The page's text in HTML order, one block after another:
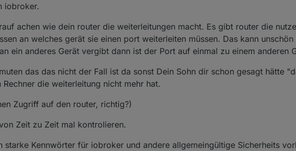
iobroker.
achen wie dein router die weiterleitungen macht. Es gibt router die
an welches gerät sie einen port weiterleiten müssen. Das kann
ein anderes Gerät vergibt dann ist der Port auf einmal zu einem anderen
das das nicht der Fall ist da sonst Dein Sohn dir schon gesagt hätte
die weiterleitung nicht mehr hat.
Zugriff auf den router, richtig?)
Zeit zu Zeit mal kontrolieren.
starke Kennwörter für iobroker und andere allgemeingültige Sicherheits